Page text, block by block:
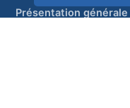
Présentation générale